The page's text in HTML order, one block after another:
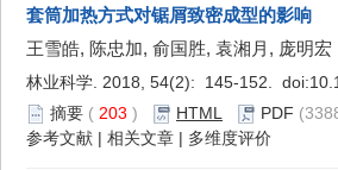
套筒加热方式对锯屑致密成型的影响
王雪皓, 陈忠加, 俞国胜, 袁湘月, 庞明宏
林业科学. 2018, 54(2): 145-152. doi:
摘要 ( 203 ) HTML PDF
参考文献 | 相关文章 | 多维度评价